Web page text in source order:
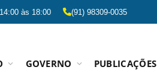
às 18:00 (91) 98309-0035
GOVERNO PUBLICAÇÕES